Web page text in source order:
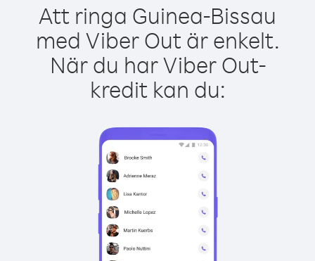
Att ringa Guinea-Bissau
med Viber Out är enkelt.
När du har Viber Out-
kredit kan du: